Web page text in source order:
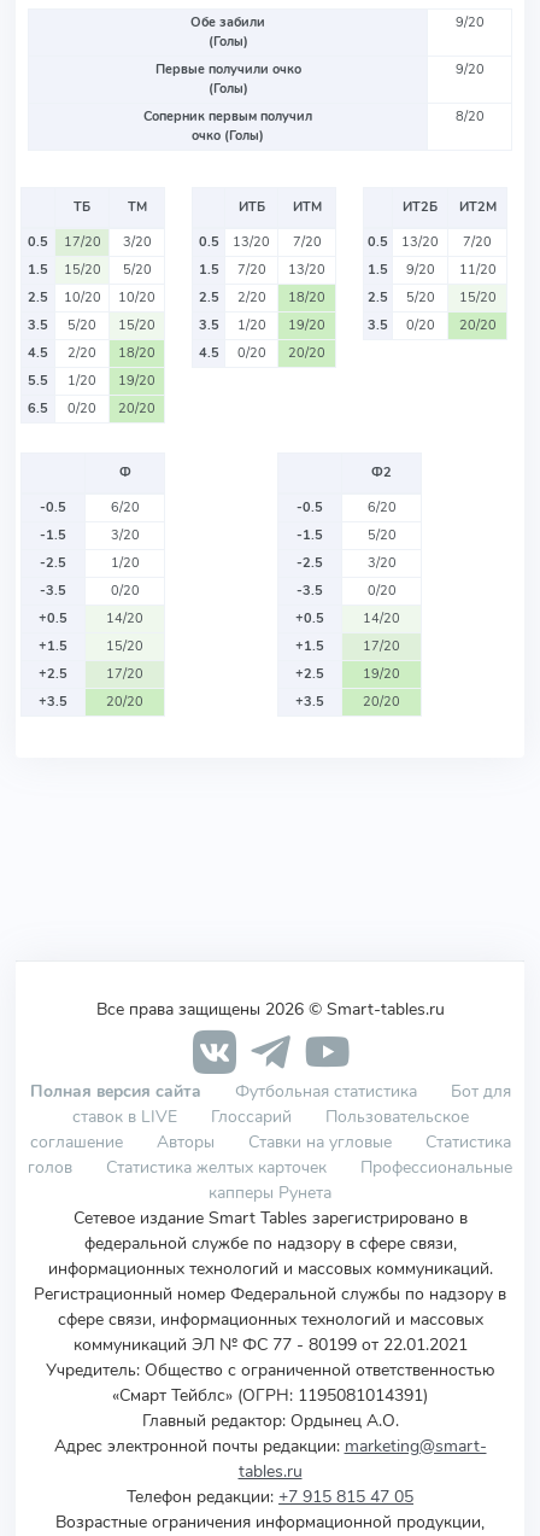
Обе забили
(Голы)
9/20
Первые получили очко
(Голы)
9/20
Соперник первым получил
очко (Голы)
8/20
ТБ
ТМ
0.5
17/20
3/20
1.5
15/20
5/20
2.5
10/20
10/20
3.5
5/20
15/20
4.5
2/20
18/20
5.5
1/20
19/20
6.5
0/20 20/20
ИТБ
ИТМ
0.5
13/20
7/20
1.5
7/20
13/20
2.5
2/20
18/20
3.5
1/20
19/20
4.5
0/20 20/20
ИТ2Б
ИТ2М
0.5
13/20
7/20
1.5
9/20
11/20
2.5
5/20
15/20
3.5
0/20 20/20
Ф
-0.5
6/20
-1.5
3/20
-2.5
1/20
-3.5
0/20
+0.5
14/20
+1.5
15/20
+2.5
17/20
+3.5
20/20
Ф2
-0.5
6/20
-1.5
5/20
-2.5
3/20
-3.5
0/20
+0.5
14/20
+1.5
17/20
+2.5
19/20
+3.5
20/20
Все права защищены 2026 © Smart-tables.ru
Полная версия сайта Футбольная статистика
Бот для
ставок в LIVE
Глоссарий
Пользовательское
соглашение
Авторы Ставки на угловые
Статистика
голов
Статистика желтых карточек
Профессиональные
капперы Рунета
Сетевое издание Smart Tables зарегистрировано в
федеральной службе по надзору в сфере связи,
информационных технологий и массовых коммуникаций.
Регистрационный номер Федеральной службы по надзору в
сфере связи, информационных технологий и массовых
коммуникаций ЭЛ № ФС 77 - 80199 от 22.01.2021
Учредитель: Общество с ограниченной ответственностью
«Смарт Тейблс» (ОГРН: 1195081014391)
Главный редактор: Ордынец А.О.
Адрес электронной почты редакции: marketing@smart-
tables.ru
Телефон редакции: +7 915 815 47 05
Возрастные ограничения информационной продукции,